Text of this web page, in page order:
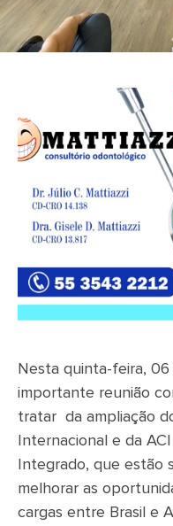
Nesta quinta-feira,
importante reunião
tratar da ampliação
Internacional e da
Integrado, que estão
melhorar as
cargas entre Brasil e